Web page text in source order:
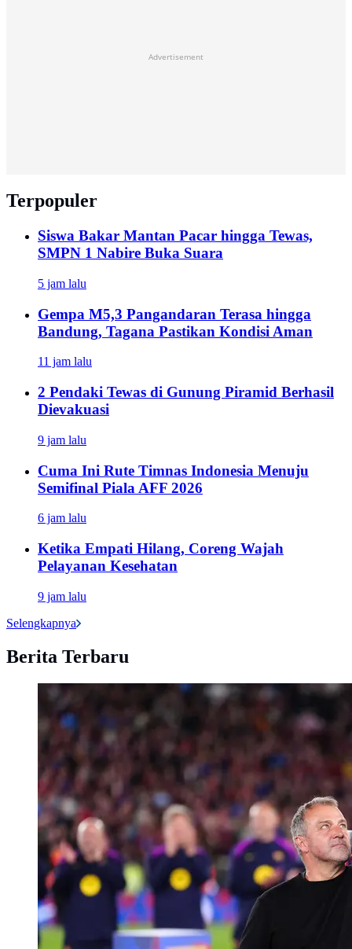
Advertisement
Terpopuler
Siswa Bakar Mantan Pacar hingga Tewas,
SMPN 1 Nabire Buka Suara
5 jam lalu
Gempa M5,3 Pangandaran Terasa hingga
Bandung, Tagana Pastikan Kondisi Aman
11 jam lalu
2 Pendaki Tewas di Gunung Piramid Berhasil
Dievakuasi
9 jam lalu
Cuma Ini Rute Timnas Indonesia Menuju
Semifinal Piala AFF 2026
6 jam lalu
Ketika Empati Hilang, Coreng Wajah
Pelayanan Kesehatan
9 jam lalu
Selengkapnya
Berita Terbaru